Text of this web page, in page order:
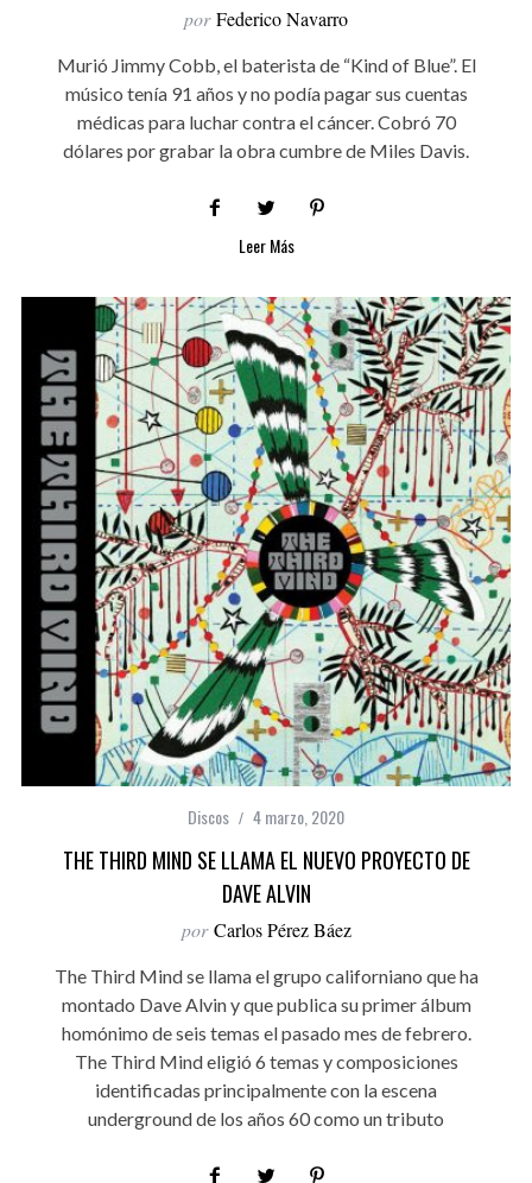
por Federico Navarro
Murió Jimmy Cobb, el baterista de “Kind of Blue”. El
músico tenía 91 años y no podía pagar sus cuentas
médicas para luchar contra el cáncer. Cobró 70
dólares por grabar la obra cumbre de Miles Davis.
Leer Más
Discos 4 marzo, 2020
THE THIRD MIND SE LLAMA EL NUEVO PROYECTO DE
DAVE ALVIN
por Carlos Pérez Báez
The Third Mind se llama el grupo californiano que ha
montado Dave Alvin y que publica su primer álbum
homónimo de seis temas el pasado mes de febrero.
The Third Mind eligió 6 temas y composiciones
identificadas principalmente con la escena
underground de los años 60 como un tributo